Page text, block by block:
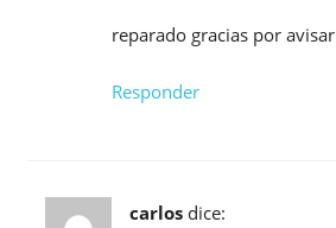
reparado gracias por avisar
Responder
carlos dice: